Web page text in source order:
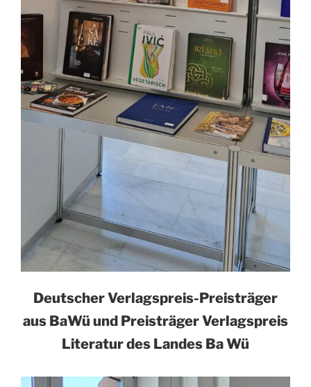
Deutscher Verlagspreis-Preisträger
aus BaWü und Preisträger Verlagspreis
Literatur des Landes Ba Wü